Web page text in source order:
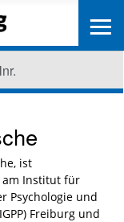
ist
Institut für
Psychologie und
Freiburg und
≡